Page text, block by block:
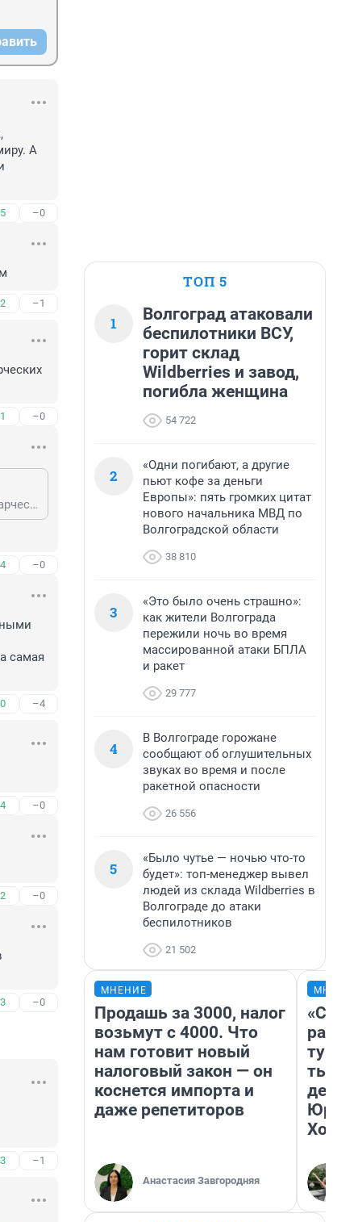
А
–0
–1
–0
Вспомни об этом, когда импортных лекарств не будет для лечения твоих старческих болячек, хахаха
–0
самая
–4
–0
–0
–0
–1
ТОП 5
1
Волгоград атаковали
беспилотники ВСУ,
горит склад
Wildberries и завод,
погибла женщина
54 722
2
«Одни погибают, а другие
пьют кофе за деньги
Европы»: пять громких цитат
нового начальника МВД по
Волгоградской области
38 810
3
«Это было очень страшно»:
как жители Волгограда
пережили ночь во время
массированной атаки БПЛА
и ракет
29 777
4
В Волгограде горожане
сообщают об оглушительных
звуках во время и после
ракетной опасности
26 556
5
«Было чутье — ночью что-то
будет»: топ-менеджер вывел
людей из склада Wildberries в
Волгограде до атаки
беспилотников
21 502
МНЕНИЕ
Продашь за 3000, налог
возьмут с 4000. Что
нам готовит новый
налоговый закон — он
коснется импорта и
даже репетиторов
Анастасия Завгородняя
день